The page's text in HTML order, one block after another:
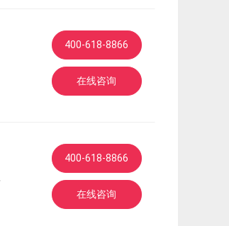
400-618-8866
在线咨询
400-618-8866
在线咨询